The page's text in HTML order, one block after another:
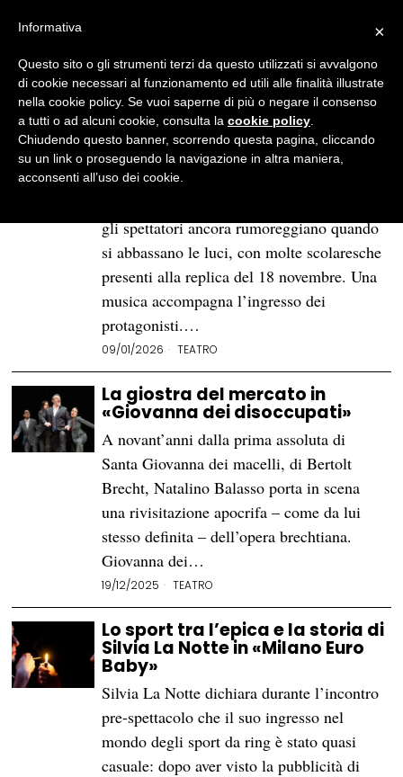
BROWSE CATEGORY
Teatro- Page 2
Un racconto di demoni:
«L’angelo del focolare» al
Piccolo Teatro
gli spettatori ancora rumoreggiano quando
si abbassano le luci, con molte scolaresche
presenti alla replica del 18 novembre. Una
musica accompagna l’ingresso dei
protagonisti.…
09/01/2026 TEATRO
La giostra del mercato in
«Giovanna dei disoccupati»
A novant’anni dalla prima assoluta di
Santa Giovanna dei macelli, di Bertolt
Brecht, Natalino Balasso porta in scena
una rivisitazione apocrifa – come da lui
stesso definita – dell’opera brechtiana.
Giovanna dei…
19/12/2025 TEATRO
Lo sport tra l’epica e la storia di
Silvia La Notte in «Milano Euro
Baby»
Silvia La Notte dichiara durante l’incontro
pre-spettacolo che il suo ingresso nel
mondo degli sport da ring è stato quasi
casuale: dopo aver visto la pubblicità di
×
Informativa
Questo sito o gli strumenti terzi da questo utilizzati si avvalgono
di cookie necessari al funzionamento ed utili alle finalità illustrate
nella cookie policy. Se vuoi saperne di più o negare il consenso
a tutti o ad alcuni cookie, consulta la cookie policy
Chiudendo questo banner, scorrendo questa pagina, cliccando
su un link o proseguendo la navigazione in altra maniera,
acconsenti all’uso dei cookie.